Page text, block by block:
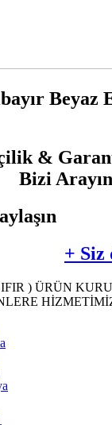
Beyaz
&
Bizi Arayın
+ Siz
) ÜRÜN